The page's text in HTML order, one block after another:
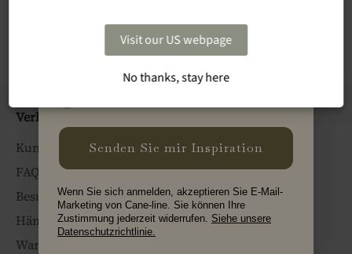
Verkauf & Support
Kundendienst
FAQ
Besuch im Showroom buchen
Händler finden
Wartungsanleitungen
Visit our US webpage
No thanks, stay here
Business Name
Senden Sie mir Inspiration
Wenn Sie sich anmelden, akzeptieren Sie E-Mail-
Marketing von Cane-line. Sie können Ihre
Zustimmung jederzeit widerrufen. Siehe unsere
Datenschutzrichtlinie.